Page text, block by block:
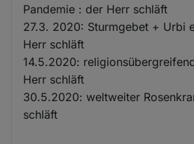
Pandemie : der Herr schläft
27.3. 2020: Sturmgebet + Urbi
Herr schläft
14.5.2020:
Herr schläft
30.5.2020: weltweiter
schläft